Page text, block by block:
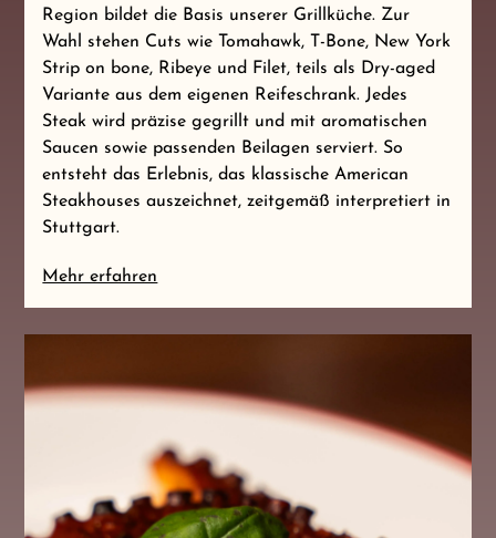
Region bildet die Basis unserer Grillküche. Zur
Wahl stehen Cuts wie Tomahawk, T-Bone, New York
Strip on bone, Ribeye und Filet, teils als Dry-aged
Variante aus dem eigenen Reifeschrank. Jedes
Steak wird präzise gegrillt und mit aromatischen
Saucen sowie passenden Beilagen serviert. So
entsteht das Erlebnis, das klassische American
Steakhouses auszeichnet, zeitgemäß interpretiert in
Stuttgart.
Mehr erfahren